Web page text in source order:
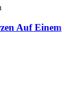
Auf Einem